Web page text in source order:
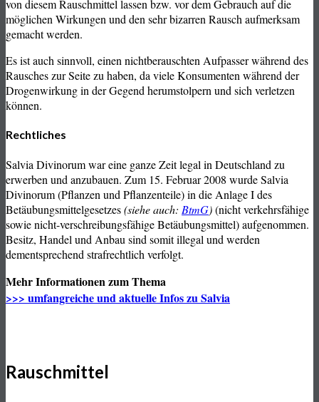
von diesem Rauschmittel lassen bzw. vor dem Gebrauch auf die
möglichen Wirkungen und den sehr bizarren Rausch aufmerksam
gemacht werden.
Es ist auch sinnvoll, einen nichtberauschten Aufpasser während des
Rausches zur Seite zu haben, da viele Konsumenten während der
Drogenwirkung in der Gegend herumstolpern und sich verletzen
können.
Rechtliches
Salvia Divinorum war eine ganze Zeit legal in Deutschland zu
erwerben und anzubauen. Zum 15. Februar 2008 wurde Salvia
Divinorum (Pflanzen und Pflanzenteile) in die Anlage I des
Betäubungsmittelgesetzes(siehe auch: BtmG)(nicht verkehrsfähige
sowie nicht-verschreibungsfähige Betäubungsmittel) aufgenommen.
Besitz, Handel und Anbau sind somit illegal und werden
dementsprechend strafrechtlich verfolgt.
Mehr Informationen zum Thema
>>> umfangreiche und aktuelle Infos zu Salvia
Rauschmittel